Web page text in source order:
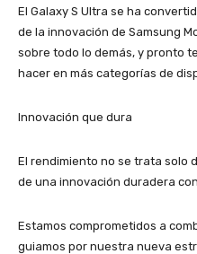
El Galaxy S Ultra se ha
de la innovación de Samsung
sobre todo lo demás, y pronto
hacer en más categorías de
Innovación que dura
El rendimiento no se trata solo
de una innovación duradera
Estamos comprometidos a
guiamos por nuestra nueva